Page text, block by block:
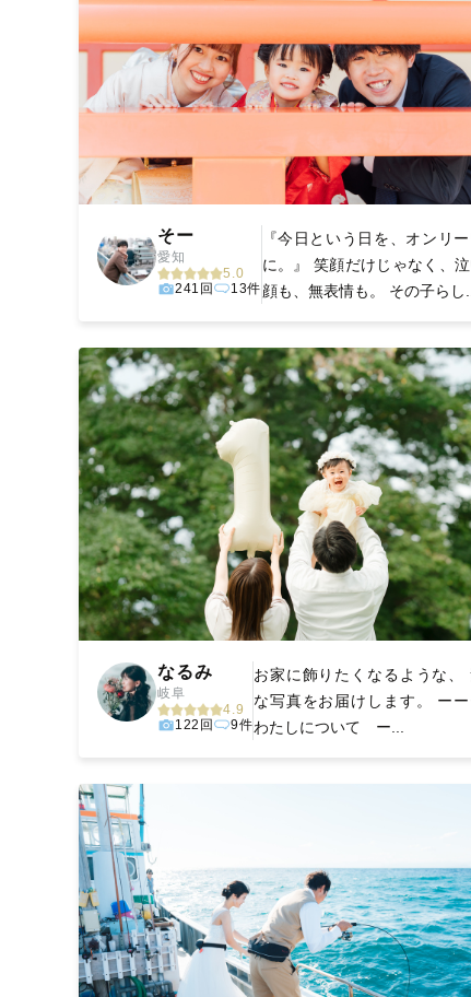
そー
愛知
5.0
241回
13件
『今日という日を、オンリ
に。』 笑顔だけじゃなく、
顔も、無表情も。 その子らし...
なるみ
岐阜
4.9
122回
9件
お家に飾りたくなるような、
な写真をお届けします。 ー
わたしについて ー...